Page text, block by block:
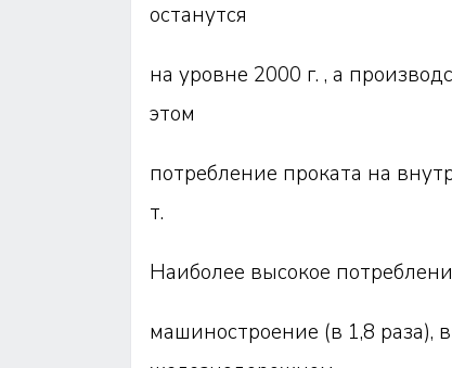
останутся
на уровне 2000 г. , а
этом
потребление проката на
т.
Наиболее высокое
машиностроение (в 1,8 раза),